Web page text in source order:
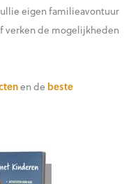
eigen familieavontuur
verken de mogelijkheden
en de beste